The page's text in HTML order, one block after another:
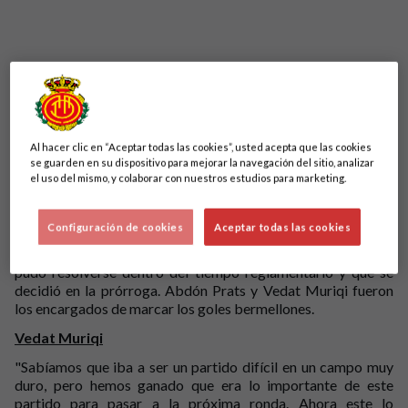
Municipal de Pasarón en el encuentro correspondiente a los
pudo resolverse dentro del tiempo reglamentario y que se
decidió en la prórroga. Abdón Prats y Vedat Muriqi fueron
los encargados de marcar los goles bermellones.
Vedat Muriqi
"Sabíamos que iba a ser un partido difícil en un campo muy
duro, pero hemos ganado que era lo importante de este
partido para pasar a la próxima ronda. Ahora este lo
Al hacer clic en “Aceptar todas las cookies”, usted acepta que las cookies
se guarden en su dispositivo para mejorar la navegación del sitio, analizar
el uso del mismo, y colaborar con nuestros estudios para marketing.
Aceptar todas las cookies
Configuración de cookies